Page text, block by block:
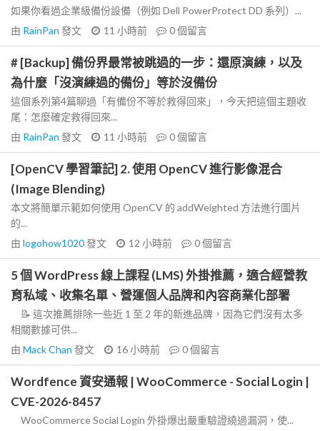
如果你看過企業級備份設備（例如 Dell PowerProtect DD 系列）...
由 RainPan 發文 11 小時前 0個留言
# [Backup] 備份界最常被跳過的一步：還原演練，以及
為什麼「沒演練過的備份」等於沒備份
這個系列第4篇聊過「有備份不等於救得回來」，今天把這個主題收
尾：怎麼確定救得回來...
由 RainPan 發文 11 小時前 0個留言
[OpenCV 學習筆記] 2. 使用 OpenCV 進行影像混合
(Image Blending)
本文將簡單示範如何使用 OpenCV 的 addWeighted 方法進行圖片
的...
由 logohow1020發文 12 小時前 0個留言
5 個 WordPress 線上課程 (LMS) 外掛推薦，適合經營教
育私域、收集名單、營運個人品牌和內容商業化部署
📝 這次推薦排除一些近 1 至 2 年的新進品牌，因為它們沒有太多
相關數據可供...
由 Mack Chan 發文 16 小時前 0個留言
Wordfence 資安通報 | WooCommerce - Social Login |
CVE-2026-8457
WooCommerce Social Login 外掛爆出嚴重驗證繞過漏洞，使...